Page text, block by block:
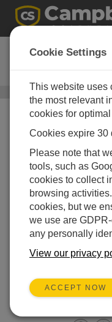
CMP21-L
日射計
ISO
測定のため
Cookie Settings
This website uses
the most relevant
cookies for
Cookies expire 30
Please note that
tools, such as
cookies to collect
browsing
cookies, but we
we use are
any personally
View our privacy
ACCEPT NOW